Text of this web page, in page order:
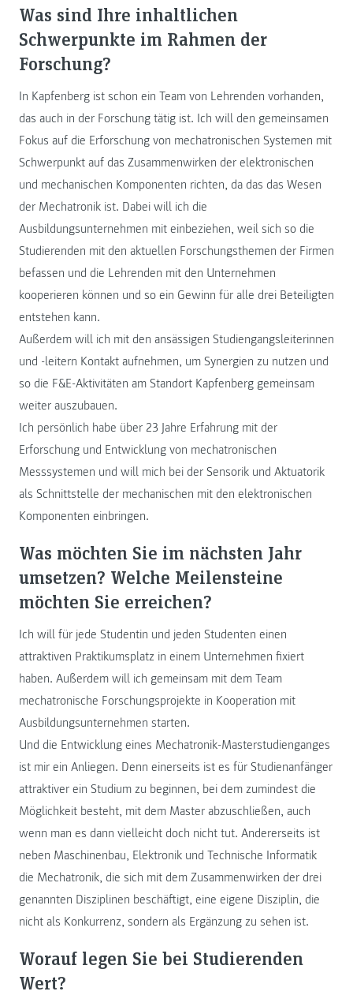
Was sind Ihre inhaltlichen
Schwerpunkte im Rahmen der
Forschung?
In Kapfenberg ist schon ein Team von Lehrenden vorhanden,
das auch in der Forschung tätig ist. Ich will den gemeinsamen
Fokus auf die Erforschung von mechatronischen Systemen mit
Schwerpunkt auf das Zusammenwirken der elektronischen
und mechanischen Komponenten richten, da das das Wesen
der Mechatronik ist. Dabei will ich die
Ausbildungsunternehmen mit einbeziehen, weil sich so die
Studierenden mit den aktuellen Forschungsthemen der Firmen
befassen und die Lehrenden mit den Unternehmen
kooperieren können und so ein Gewinn für alle drei Beteiligten
entstehen kann.
Außerdem will ich mit den ansässigen Studiengangsleiterinnen
und -leitern Kontakt aufnehmen, um Synergien zu nutzen und
so die F&E-Aktivitäten am Standort Kapfenberg gemeinsam
weiter auszubauen.
Ich persönlich habe über 23 Jahre Erfahrung mit der
Erforschung und Entwicklung von mechatronischen
Messsystemen und will mich bei der Sensorik und Aktuatorik
als Schnittstelle der mechanischen mit den elektronischen
Komponenten einbringen.
Was möchten Sie im nächsten Jahr
umsetzen? Welche Meilensteine
möchten Sie erreichen?
Ich will für jede Studentin und jeden Studenten einen
attraktiven Praktikumsplatz in einem Unternehmen fixiert
haben. Außerdem will ich gemeinsam mit dem Team
mechatronische Forschungsprojekte in Kooperation mit
Ausbildungsunternehmen starten.
Und die Entwicklung eines Mechatronik-Masterstudienganges
ist mir ein Anliegen. Denn einerseits ist es für Studienanfänger
attraktiver ein Studium zu beginnen, bei dem zumindest die
Möglichkeit besteht, mit dem Master abzuschließen, auch
wenn man es dann vielleicht doch nicht tut. Andererseits ist
neben Maschinenbau, Elektronik und Technische Informatik
die Mechatronik, die sich mit dem Zusammenwirken der drei
genannten Disziplinen beschäftigt, eine eigene Disziplin, die
nicht als Konkurrenz, sondern als Ergänzung zu sehen ist.
Worauf legen Sie bei Studierenden
Wert?